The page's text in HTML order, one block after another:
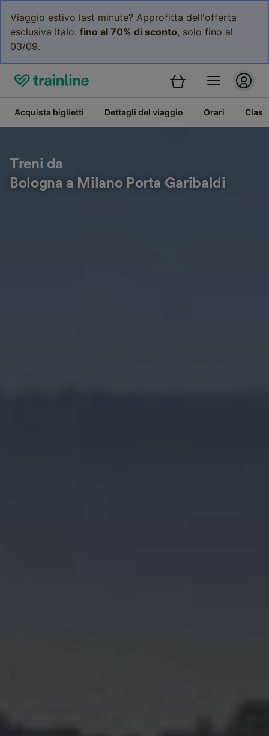
Viaggio estivo last minute? Approfitta dell'offerta
esclusiva Italo: fino al 70% di sconto, solo fino al
03/09.
Acquista biglietti Dettagli del viaggio Orari
Treni da
Bologna a Milano Porta Garibaldi